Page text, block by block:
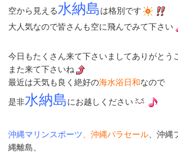
空から見える水納島は格別です
大人気なので皆さんも空に飛んでみて下さい
今日もたくさん来て下さいましてありがとう
また来て下さいね
最近は天気も良く絶好の海水浴日和なので
是非水納島にお越しください
沖縄マリンスポーツ 、沖縄パラセール 、沖
縄離島、